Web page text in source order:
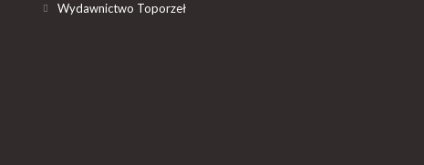
Wydawnictwo Toporzeł